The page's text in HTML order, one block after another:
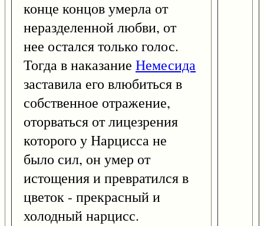
конце концов умерла от
неразделенной любви, от
нее остался только голос.
Тогда в наказание Немесида
заставила его влюбиться в
собственное отражение,
оторваться от лицезрения
которого у Нарцисса не
было сил, он умер от
истощения и превратился в
цветок - прекрасный и
холодный нарцисс.